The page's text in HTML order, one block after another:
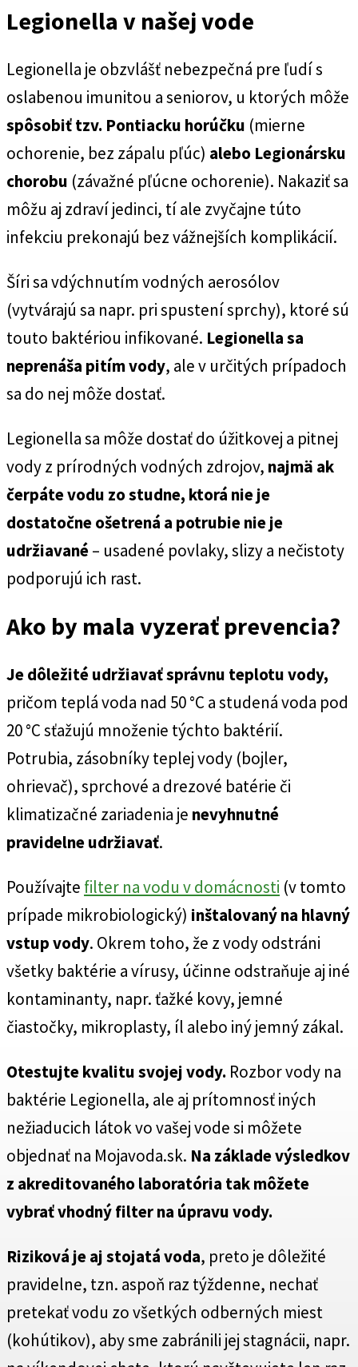
Legionella v našej vode
Legionella je obzvlášť nebezpečná pre ľudí s
oslabenou imunitou a seniorov, u ktorých môže
spôsobiť tzv. Pontiacku horúčku (mierne
ochorenie, bez zápalu pľúc) alebo Legionársku
chorobu (závažné pľúcne ochorenie). Nakaziť sa
môžu aj zdraví jedinci, tí ale zvyčajne túto
infekciu prekonajú bez vážnejších komplikácií.
Šíri sa vdýchnutím vodných aerosólov
(vytvárajú sa napr. pri spustení sprchy), ktoré sú
touto baktériou infikované. Legionella sa
neprenáša pitím vody, ale v určitých prípadoch
sa do nej môže dostať.
Legionella sa môže dostať do úžitkovej a pitnej
vody z prírodných vodných zdrojov, najmä ak
čerpáte vodu zo studne, ktorá nie je
dostatočne ošetrená a potrubie nie je
udržiavané– usadené povlaky, slizy a nečistoty
podporujú ich rast.
Ako by mala vyzerať prevencia?
Je dôležité udržiavať správnu teplotu vody,
pričom teplá voda nad 50 °C a studená voda pod
20 °C sťažujú množenie týchto baktérií.
Potrubia, zásobníky teplej vody (bojler,
ohrievač), sprchové a drezové batérie či
klimatizačné zariadenia je nevyhnutné
pravidelne udržiavať.
Používajte filter na vodu v domácnosti (v tomto
prípade mikrobiologický) inštalovaný na hlavný
vstup vody. Okrem toho, že z vody odstráni
všetky baktérie a vírusy, účinne odstraňuje aj iné
kontaminanty, napr. ťažké kovy, jemné
čiastočky, mikroplasty, íl alebo iný jemný zákal.
Otestujte kvalitu svojej vody. Rozbor vody na
baktérie Legionella, ale aj prítomnosť iných
nežiaducich látok vo vašej vode si môžete
objednať na Mojavoda.sk. Na základe výsledkov
z akreditovaného laboratória tak môžete
vybrať vhodný filter na úpravu vody.
Riziková je aj stojatá voda, preto je dôležité
pravidelne, tzn. aspoň raz týždenne, nechať
pretekať vodu zo všetkých odberných miest
(kohútikov), aby sme zabránili jej stagnácii, napr.